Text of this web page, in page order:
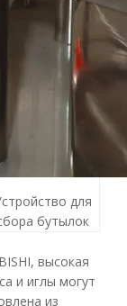
для
бутылок
высокая
и иглы могут
​​из